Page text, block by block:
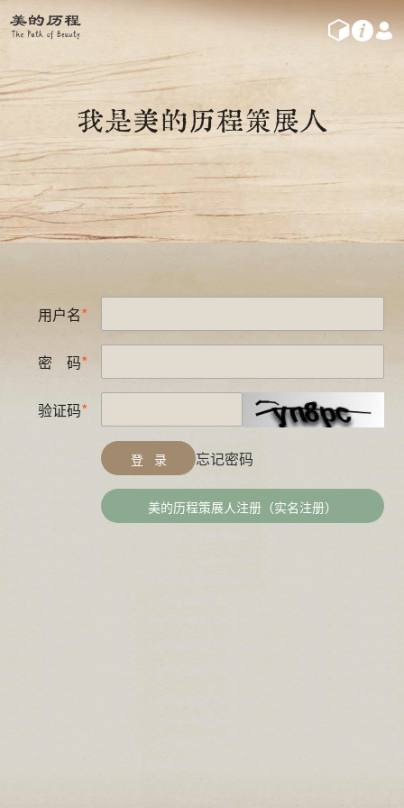
我是美的历程策展人
用户名
密 码
验证码
登 录 忘记密码
美的历程策展人注册（实名注册）